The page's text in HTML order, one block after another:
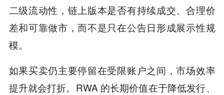
二级流动性，链上版本是否有持续成交、合理价
差和可靠做市，而不是只在公告日形成展示性规
模。
如果买卖仍主要停留在受限账户之间，市场效率
提升就会打折。RWA 的长期价值在于降低发行、